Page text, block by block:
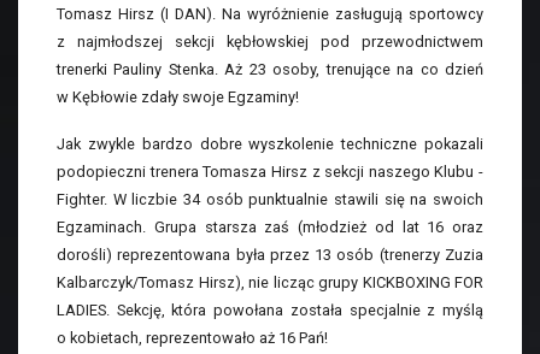
Tomasz Hirsz (I DAN). Na wyróżnienie zasługują sportowcy
z najmłodszej sekcji kębłowskiej pod przewodnictwem
trenerki Pauliny Stenka. Aż 23 osoby, trenujące na co dzień
w Kębłowie zdały swoje Egzaminy!
Jak zwykle bardzo dobre wyszkolenie techniczne pokazali
podopieczni trenera Tomasza Hirsz z sekcji naszego Klubu -
Fighter. W liczbie 34 osób punktualnie stawili się na swoich
Egzaminach. Grupa starsza zaś (młodzież od lat 16 oraz
dorośli) reprezentowana była przez 13 osób (trenerzy Zuzia
Kalbarczyk/Tomasz Hirsz), nie licząc grupy KICKBOXING FOR
LADIES. Sekcję, która powołana została specjalnie z myślą
o kobietach, reprezentowało aż 16 Pań!